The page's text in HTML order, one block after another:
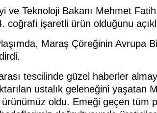
ve Teknoloji Bakanı Mehmet
coğrafi işaretli ürün olduğunu
Maraş Çöreğinin Avrupa
tescilinde güzel haberler
ustalık geleneğini yaşatan
oldu. Emeği geçen tüm